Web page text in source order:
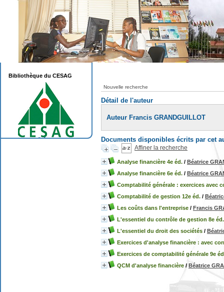
Nouvelle recherche
Détail de l'auteur
Auteur Francis GRANDGUILLOT
Documents disponibles écrits par cet
Affiner la recherche
Analyse financière 4e éd. / Béatrice
Analyse financière 6e éd. / Béatrice
Comptabilité générale : exercices avec
Comptabilité de gestion 12e éd. /
Les coûts dans l'entreprise / Francis
L'essentiel du contrôle de gestion 8e éd.
L'essentiel du droit des sociétés /
Exercices d'analyse financière : avec
Exercices de comptabilité générale 9e
QCM d'analyse financière / Béatrice
Bibliothèque du CESAG